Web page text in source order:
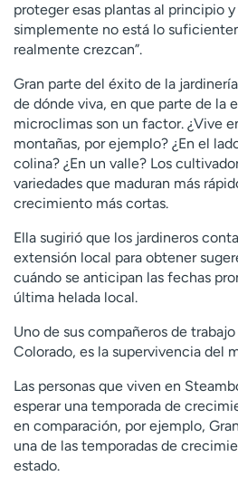
proteger esas plantas al principio
simplemente no está lo
realmente crezcan”.
Gran parte del éxito de la
de dónde viva, en que parte de la
microclimas son un factor. ¿Vive
montañas, por ejemplo? ¿En el
colina? ¿En un valle? Los
variedades que maduran más
crecimiento más cortas.
Ella sugirió que los jardineros
extensión local para obtener
cuándo se anticipan las fechas
última helada local.
Uno de sus compañeros de trabajo
Colorado, es la supervivencia del
Las personas que viven en
esperar una temporada de
en comparación, por ejemplo,
una de las temporadas de
estado.